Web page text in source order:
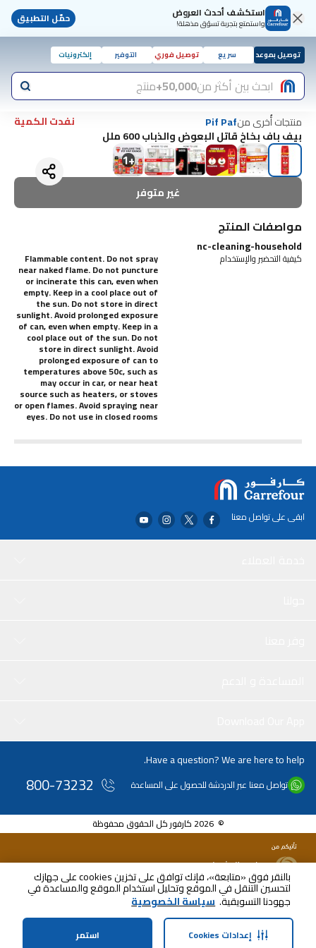
بالنقر فوق «متابعة»، فإنك توافق على تخزين cookies على جهازك
لتحسين التنقل في الموقع وتحليل استخدام الموقع والمساعدة في
جهودنا التسويقية. سياسة الخصوصية
استمر إعدادات Cookies
استكشف أحدث العروض
واستمتع بتجربة تسوّق مذهلة! حمّل التطبيق
توصيل بموعد سريع توصيل فوري التوفير إلكترونيات
ابحث بين أكثر من50,000+ منتج
منتجات أُخرى منPif Paf
نفدت الكمية
بيف باف بخاخ قاتل البعوض والذباب 600 ملل
+
1
غير متوفر
مواصفات المنتج
nc-cleaning-household
كيفية التحضير والإستخدام Flammable content. Do not spray
near naked flame. Do not puncture
or incinerate this can, even when
empty. Keep in a cool place out of
the sun. Do not store in direct
sunlight. Avoid prolonged exposure
of can, even when empty. Keep in a
cool place out of the sun. Do not
store in direct sunlight. Avoid
prolonged exposure of can to
temperatures above 50c, such as
may occur in car, or near heat
source such as heaters, or stoves
or open flames. Avoid spraying near
eyes. Do not use in closed rooms
ابقى على تواصل معنا
Have a question? We are here to help.
تواصل معنا عبر الدردشة للحصول على المساعدة 800-73232
© 2026 كارفور كل الحقوق محفوظة